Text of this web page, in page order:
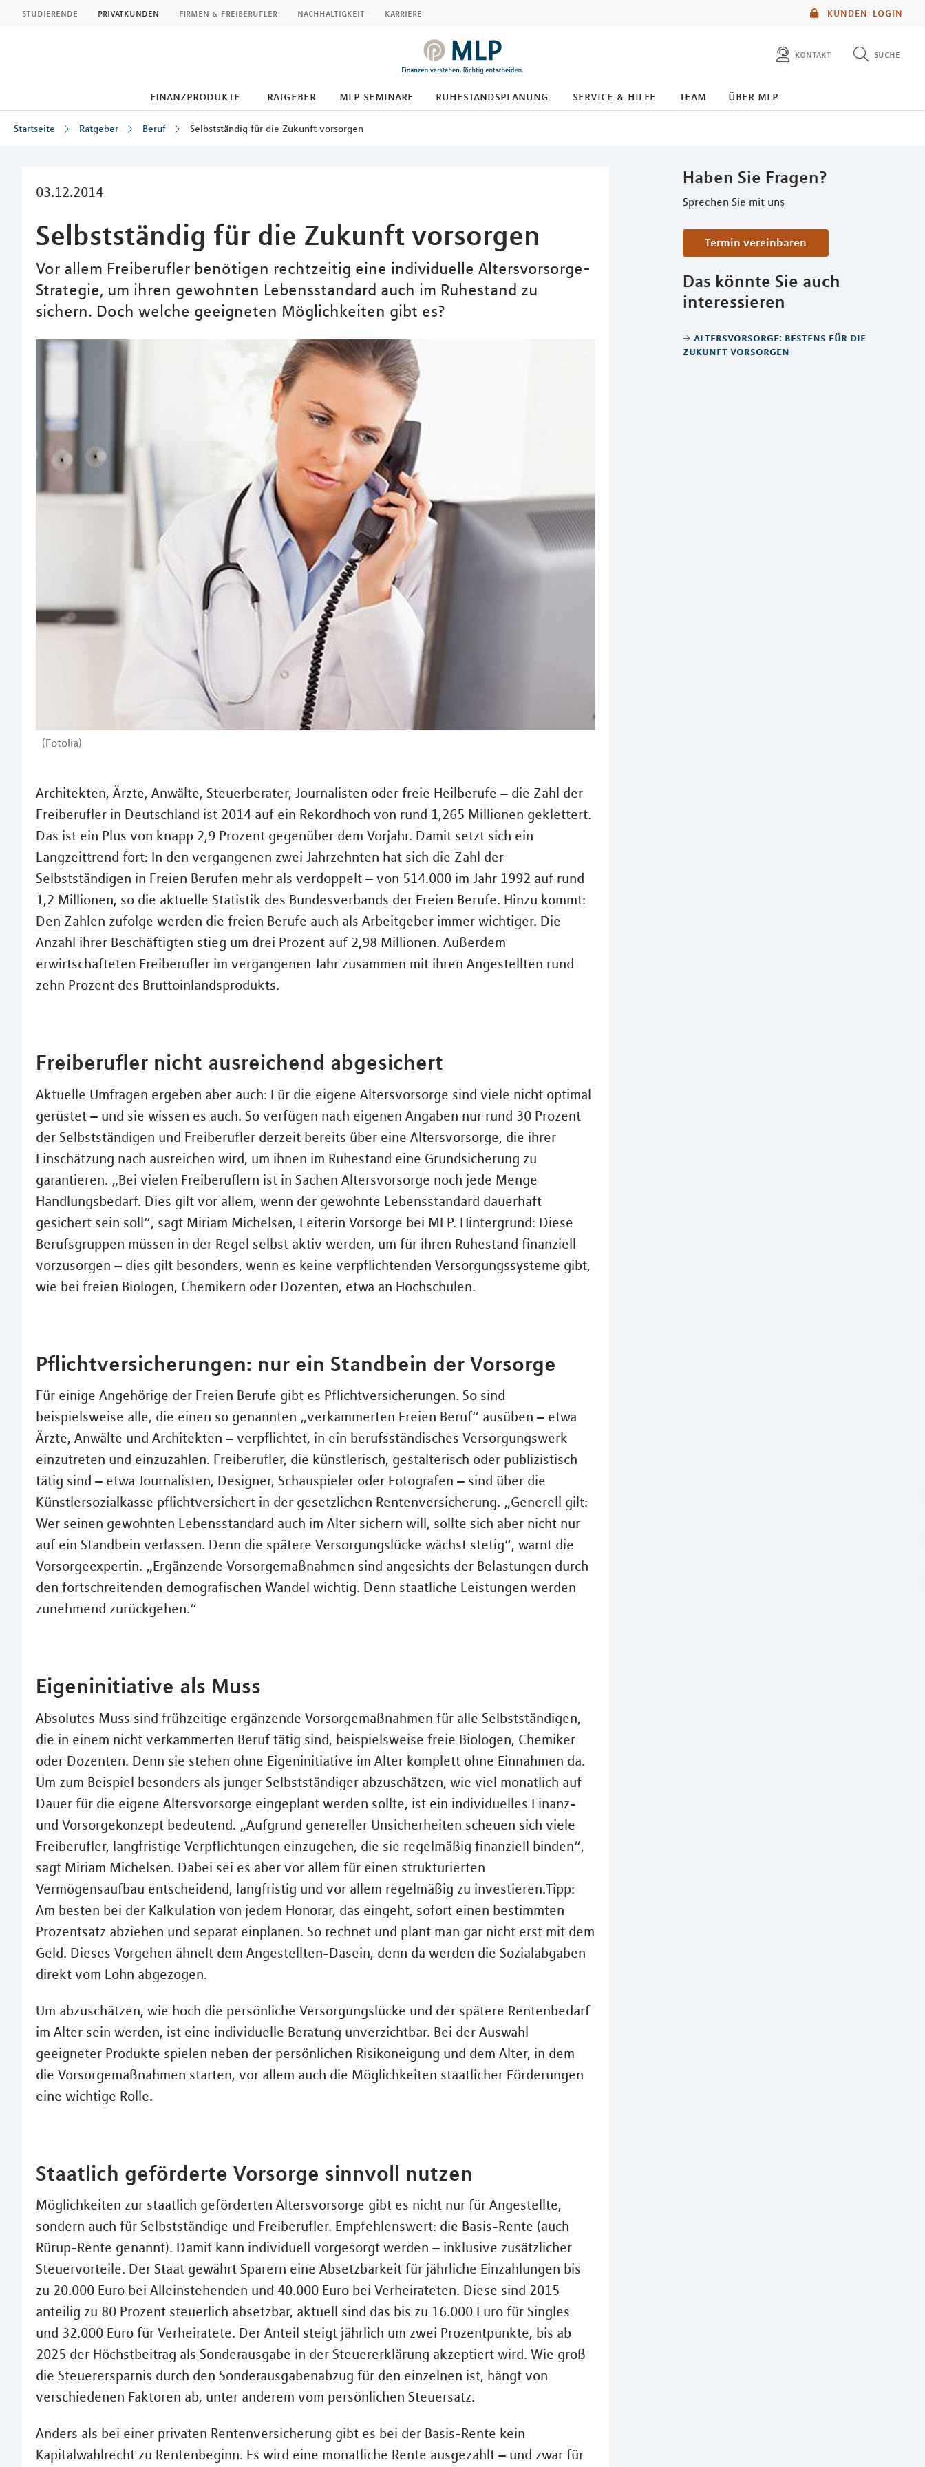
KUNDEN-LOGIN
studierende privatkunden firmen & freiberufler nachhaltigkeit karriere
kontakt suche
diese website durchsuchen
finanzprodukte ratgeber mlp seminare ruhestandsplanung service & hilfe team über mlp
Startseite Ratgeber Beruf Selbstständig für die Zukunft vorsorgen
03.12.2014
Selbstständig für die Zukunft vorsorgen
Vor allem Freiberufler benötigen rechtzeitig eine individuelle Altersvorsorge-
Strategie, um ihren gewohnten Lebensstandard auch im Ruhestand zu
sichern. Doch welche geeigneten Möglichkeiten gibt es?
(Fotolia)
Haben Sie Fragen?
Sprechen Sie mit uns
Termin vereinbaren
Das könnte Sie auch
interessieren
altersvorsorge: bestens für die
zukunft vorsorgen
Architekten, Ärzte, Anwälte, Steuerberater, Journalisten oder freie Heilberufe – die Zahl der
Freiberufler in Deutschland ist 2014 auf ein Rekordhoch von rund 1,265 Millionen geklettert.
Das ist ein Plus von knapp 2,9 Prozent gegenüber dem Vorjahr. Damit setzt sich ein
Langzeittrend fort: In den vergangenen zwei Jahrzehnten hat sich die Zahl der
Selbstständigen in Freien Berufen mehr als verdoppelt – von 514.000 im Jahr 1992 auf rund
1,2 Millionen, so die aktuelle Statistik des Bundesverbands der Freien Berufe. Hinzu kommt:
Den Zahlen zufolge werden die freien Berufe auch als Arbeitgeber immer wichtiger. Die
Anzahl ihrer Beschäftigten stieg um drei Prozent auf 2,98 Millionen. Außerdem
erwirtschafteten Freiberufler im vergangenen Jahr zusammen mit ihren Angestellten rund
zehn Prozent des Bruttoinlandsprodukts.
Freiberufler nicht ausreichend abgesichert
Aktuelle Umfragen ergeben aber auch: Für die eigene Altersvorsorge sind viele nicht optimal
gerüstet – und sie wissen es auch. So verfügen nach eigenen Angaben nur rund 30 Prozent
der Selbstständigen und Freiberufler derzeit bereits über eine Altersvorsorge, die ihrer
Einschätzung nach ausreichen wird, um ihnen im Ruhestand eine Grundsicherung zu
garantieren. „Bei vielen Freiberuflern ist in Sachen Altersvorsorge noch jede Menge
Handlungsbedarf. Dies gilt vor allem, wenn der gewohnte Lebensstandard dauerhaft
gesichert sein soll“, sagt Miriam Michelsen, Leiterin Vorsorge bei MLP. Hintergrund: Diese
Berufsgruppen müssen in der Regel selbst aktiv werden, um für ihren Ruhestand finanziell
vorzusorgen – dies gilt besonders, wenn es keine verpflichtenden Versorgungssysteme gibt,
wie bei freien Biologen, Chemikern oder Dozenten, etwa an Hochschulen.
Pflichtversicherungen: nur ein Standbein der Vorsorge
Für einige Angehörige der Freien Berufe gibt es Pflichtversicherungen. So sind
beispielsweise alle, die einen so genannten „verkammerten Freien Beruf“ ausüben – etwa
Ärzte, Anwälte und Architekten – verpflichtet, in ein berufsständisches Versorgungswerk
einzutreten und einzuzahlen. Freiberufler, die künstlerisch, gestalterisch oder publizistisch
tätig sind – etwa Journalisten, Designer, Schauspieler oder Fotografen – sind über die
Künstlersozialkasse pflichtversichert in der gesetzlichen Rentenversicherung. „Generell gilt:
Wer seinen gewohnten Lebensstandard auch im Alter sichern will, sollte sich aber nicht nur
auf ein Standbein verlassen. Denn die spätere Versorgungslücke wächst stetig“, warnt die
Vorsorgeexpertin. „Ergänzende Vorsorgemaßnahmen sind angesichts der Belastungen durch
den fortschreitenden demografischen Wandel wichtig. Denn staatliche Leistungen werden
zunehmend zurückgehen.“
Eigeninitiative als Muss
Absolutes Muss sind frühzeitige ergänzende Vorsorgemaßnahmen für alle Selbstständigen,
die in einem nicht verkammerten Beruf tätig sind, beispielsweise freie Biologen, Chemiker
oder Dozenten. Denn sie stehen ohne Eigeninitiative im Alter komplett ohne Einnahmen da.
Um zum Beispiel besonders als junger Selbstständiger abzuschätzen, wie viel monatlich auf
Dauer für die eigene Altersvorsorge eingeplant werden sollte, ist ein individuelles Finanz-
und Vorsorgekonzept bedeutend. „Aufgrund genereller Unsicherheiten scheuen sich viele
Freiberufler, langfristige Verpflichtungen einzugehen, die sie regelmäßig finanziell binden“,
sagt Miriam Michelsen. Dabei sei es aber vor allem für einen strukturierten
Vermögensaufbau entscheidend, langfristig und vor allem regelmäßig zu investieren.Tipp:
Am besten bei der Kalkulation von jedem Honorar, das eingeht, sofort einen bestimmten
Prozentsatz abziehen und separat einplanen. So rechnet und plant man gar nicht erst mit dem
Geld. Dieses Vorgehen ähnelt dem Angestellten-Dasein, denn da werden die Sozialabgaben
direkt vom Lohn abgezogen.
Um abzuschätzen, wie hoch die persönliche Versorgungslücke und der spätere Rentenbedarf
im Alter sein werden, ist eine individuelle Beratung unverzichtbar. Bei der Auswahl
geeigneter Produkte spielen neben der persönlichen Risikoneigung und dem Alter, in dem
die Vorsorgemaßnahmen starten, vor allem auch die Möglichkeiten staatlicher Förderungen
eine wichtige Rolle.
Staatlich geförderte Vorsorge sinnvoll nutzen
Möglichkeiten zur staatlich geförderten Altersvorsorge gibt es nicht nur für Angestellte,
sondern auch für Selbstständige und Freiberufler. Empfehlenswert: die Basis-Rente (auch
Rürup-Rente genannt). Damit kann individuell vorgesorgt werden – inklusive zusätzlicher
Steuervorteile. Der Staat gewährt Sparern eine Absetzbarkeit für jährliche Einzahlungen bis
zu 20.000 Euro bei Alleinstehenden und 40.000 Euro bei Verheirateten. Diese sind 2015
anteilig zu 80 Prozent steuerlich absetzbar, aktuell sind das bis zu 16.000 Euro für Singles
und 32.000 Euro für Verheiratete. Der Anteil steigt jährlich um zwei Prozentpunkte, bis ab
2025 der Höchstbeitrag als Sonderausgabe in der Steuererklärung akzeptiert wird. Wie groß
die Steuerersparnis durch den Sonderausgabenabzug für den einzelnen ist, hängt von
verschiedenen Faktoren ab, unter anderem vom persönlichen Steuersatz.
Anders als bei einer privaten Rentenversicherung gibt es bei der Basis-Rente kein
Kapitalwahlrecht zu Rentenbeginn. Es wird eine monatliche Rente ausgezahlt – und zwar für